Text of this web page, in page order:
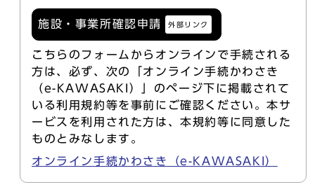
施設・事業所確認申請 外部リンク
こちらのフォームからオンラインで手続される
方は、必ず、次の「オンライン手続かわさき
（e-KAWASAKI）」のページ下に掲載されて
いる利用規約等を事前にご確認ください。本サ
ービスを利用された方は、本規約等に同意した
ものとみなします。
オンライン手続かわさき（e-KAWASAKI）